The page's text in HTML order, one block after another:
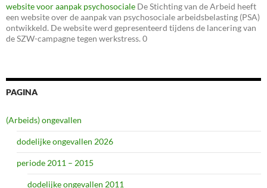
website voor aanpak psychosociale De Stichting van de Arbeid heeft
een website over de aanpak van psychosociale arbeidsbelasting (PSA)
ontwikkeld. De website werd gepresenteerd tijdens de lancering van
de SZW-campagne tegen werkstress. 0
PAGINA
(Arbeids) ongevallen
dodelijke ongevallen 2026
periode 2011 – 2015
dodelijke ongevallen 2011